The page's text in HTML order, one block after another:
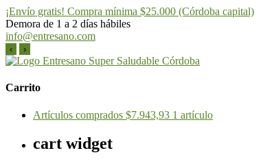
¡Envío gratis! Compra mínima $25.000 (Córdoba capital)
Demora de 1 a 2 días hábiles
info@entresano.com
‹ ›
Saltar
contenido
Entresano
Supermercado Saludable
Carrito
Artículos comprados $7.943,93 1 artículo
cart widget